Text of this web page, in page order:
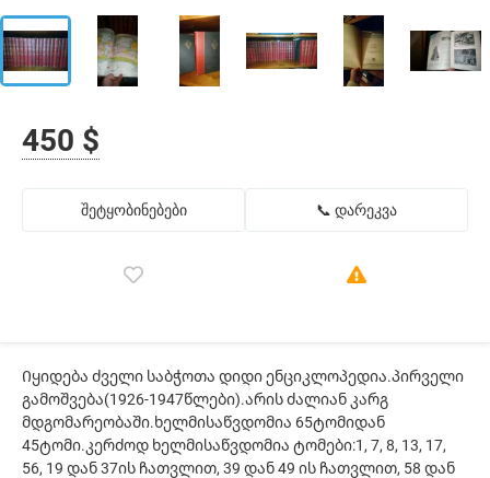
450 $
შეტყობინებები 📞 დარეკვა
Იყიდება ძველი საბჭოთა დიდი ენციკლოპედია.პირველი
გამოშვება(1926-1947წლები).არის ძალიან კარგ
მდგომარეობაში.ხელმისაწვდომია 65ტომიდან
45ტომი.კერძოდ ხელმისაწვდომია ტომები:1, 7, 8, 13, 17,
56, 19 დან 37ის ჩათვლით, 39 დან 49 ის ჩათვლით, 58 დან